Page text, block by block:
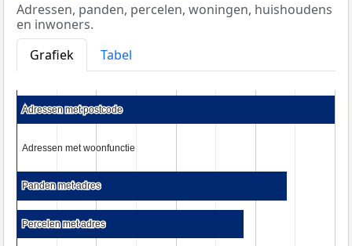
Adressen, panden, percelen, woningen, huishoudens
en inwoners.
Grafiek
Tabel
Adressen met postcode
Adressen met postcode
Adressen met woonfunctie
Adressen met woonfunctie
Panden met adres
Panden met adres
Percelen met adres
Percelen met adres